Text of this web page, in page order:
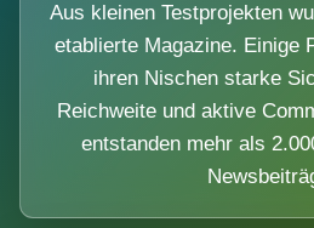
Aus kleinen Testprojekten
etablierte Magazine. Einige
ihren Nischen starke
Reichweite und aktive
entstanden mehr als